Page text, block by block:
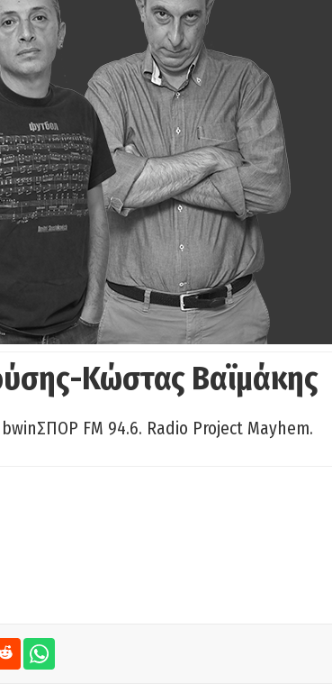
Κώστας Βαϊμάκης
FM 94.6. Radio Project Mayhem.